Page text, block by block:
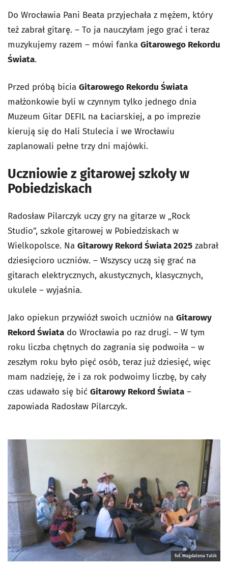
Do Wrocławia Pani Beata przyjechała z mężem, który
też zabrał gitarę. – To ja nauczyłam jego grać i teraz
muzykujemy razem – mówi fanka Gitarowego Rekordu
Świata.
Przed próbą bicia Gitarowego Rekordu Świata
małżonkowie byli w czynnym tylko jednego dnia
Muzeum Gitar DEFIL na Łaciarskiej, a po imprezie
kierują się do Hali Stulecia i we Wrocławiu
zaplanowali pełne trzy dni majówki.
Uczniowie z gitarowej szkoły w
Pobiedziskach
Radosław Pilarczyk uczy gry na gitarze w „Rock
Studio”, szkole gitarowej w Pobiedziskach w
Wielkopolsce. Na Gitarowy Rekord Świata 2025 zabrał
dziesięcioro uczniów. – Wszyscy uczą się grać na
gitarach elektrycznych, akustycznych, klasycznych,
ukulele – wyjaśnia.
Jako opiekun przywiózł swoich uczniów na Gitarowy
Rekord Świata do Wrocławia po raz drugi. – W tym
roku liczba chętnych do zagrania się podwoiła – w
zeszłym roku było pięć osób, teraz już dziesięć, więc
mam nadzieję, że i za rok podwoimy liczbę, by cały
czas udawało się bić Gitarowy Rekord Świata –
zapowiada Radosław Pilarczyk.
fot. Magdalena Talik